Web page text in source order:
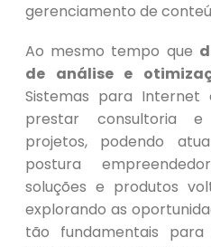
gerenciamento de
Ao mesmo tempo que
de análise e
Sistemas para Internet
prestar consultoria e
projetos, podendo
postura
soluções e produtos
explorando as
tão fundamentais